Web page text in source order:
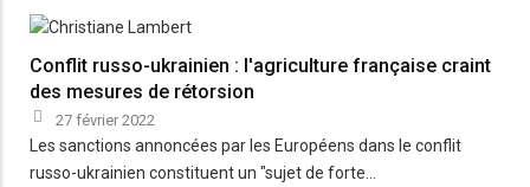
Conflit russo-ukrainien : l'agriculture française craint
des mesures de rétorsion
27 février 2022
Les sanctions annoncées par les Européens dans le conflit
russo-ukrainien constituent un "sujet de forte…